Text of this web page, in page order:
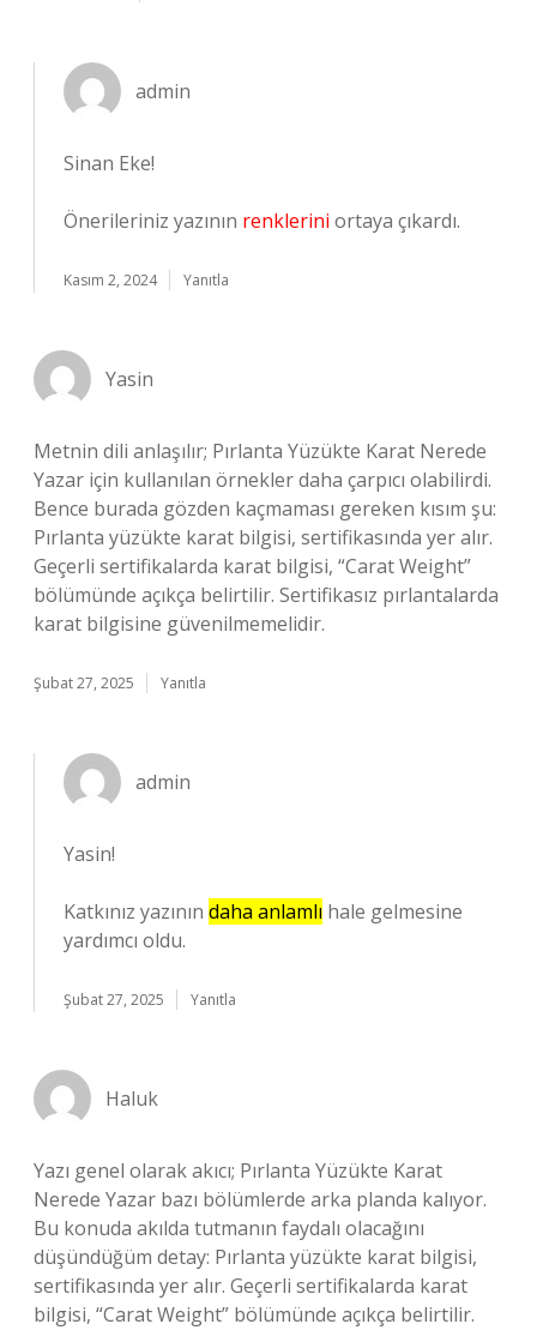
admin
Sinan Eke!
Önerileriniz yazının renklerini ortaya çıkardı.
Kasım 2, 2024 Yanıtla
Yasin
Metnin dili anlaşılır; Pırlanta Yüzükte Karat Nerede
Yazar için kullanılan örnekler daha çarpıcı olabilirdi.
Bence burada gözden kaçmaması gereken kısım şu:
Pırlanta yüzükte karat bilgisi, sertifikasında yer alır.
Geçerli sertifikalarda karat bilgisi, “Carat Weight”
bölümünde açıkça belirtilir. Sertifikasız pırlantalarda
karat bilgisine güvenilmemelidir.
Şubat 27, 2025 Yanıtla
admin
Yasin!
Katkınız yazının daha anlamlı hale gelmesine
yardımcı oldu.
Şubat 27, 2025 Yanıtla
Haluk
Yazı genel olarak akıcı; Pırlanta Yüzükte Karat
Nerede Yazar bazı bölümlerde arka planda kalıyor.
Bu konuda akılda tutmanın faydalı olacağını
düşündüğüm detay: Pırlanta yüzükte karat bilgisi,
sertifikasında yer alır. Geçerli sertifikalarda karat
bilgisi, “Carat Weight” bölümünde açıkça belirtilir.